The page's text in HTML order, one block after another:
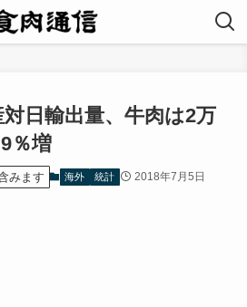
日輸出量、牛肉は2万
％増
みます 海外 統計 2018年7月5日